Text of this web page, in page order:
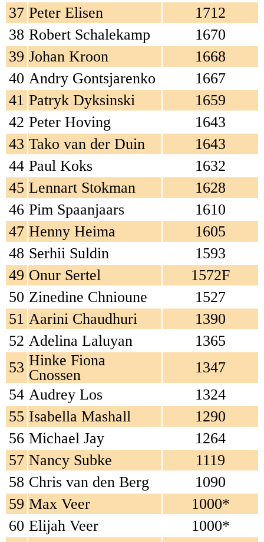
37 Peter Elisen
1712
38 Robert Schalekamp
1670
39 Johan Kroon
1668
40 Andry Gontsjarenko
1667
41 Patryk Dyksinski
1659
42 Peter Hoving
1643
43 Tako van der Duin
1643
44 Paul Koks
1632
45 Lennart Stokman
1628
46 Pim Spaanjaars
1610
47 Henny Heima
1605
48 Serhii Suldin
1593
49 Onur Sertel
1572F
50 Zinedine Chnioune
1527
51 Aarini Chaudhuri
1390
52 Adelina Laluyan
1365
53 Hinke Fiona
Cnossen
1347
54 Audrey Los
1324
55 Isabella Mashall
1290
56 Michael Jay
1264
57 Nancy Subke
1119
58 Chris van den Berg
1090
59 Max Veer
1000*
60 Elijah Veer
1000*